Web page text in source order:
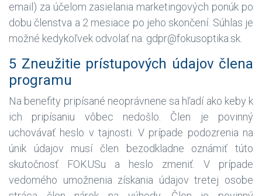
email) za účelom zasielania marketingových ponúk po
dobu členstva a 2 mesiace po jeho skončení. Súhlas je
možné kedykoľvek odvolať na: gdpr@fokusoptika.sk.
5 Zneužitie prístupových údajov člena
programu
Na benefity pripísané neoprávnene sa hľadí ako keby k
ich pripísaniu vôbec nedošlo. Člen je povinný
uchovávať heslo v tajnosti. V prípade podozrenia na
únik údajov musí člen bezodkladne oznámiť túto
skutočnosť FOKUSu a heslo zmeniť. V prípade
vedomého umožnenia získania údajov tretej osobe